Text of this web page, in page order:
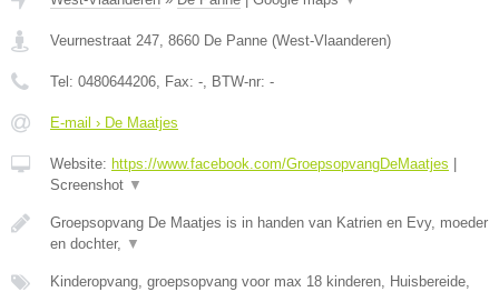
Veurnestraat 247 8660 De Panne (West-Vlaanderen)
Tel: 0480644206 , Fax: - , BTW-nr: -
E-mail › De Maatjes
Website: https://www.facebook.com/GroepsopvangDeMaatjes
Screenshot ▼
Groepsopvang De Maatjes is in handen van Katrien en Evy, moeder
en dochter,
▼
Kinderopvang, groepsopvang voor max 18 kinderen, Huisbereide,